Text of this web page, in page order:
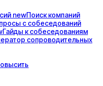
newПоисккомпаний
с собеседований
Гайды ксобеседованиям
сопроводительных